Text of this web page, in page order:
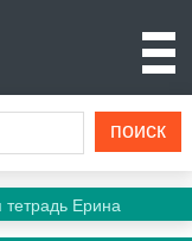
тетрадь Ерина